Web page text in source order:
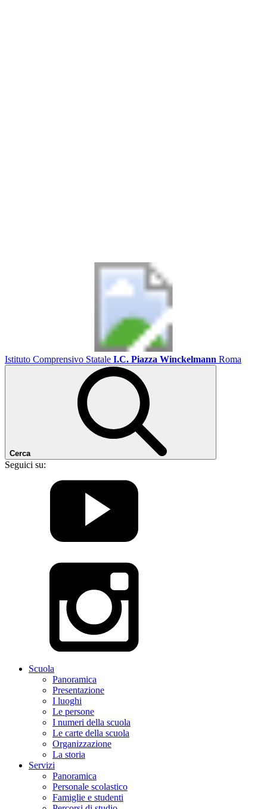
Istituto Comprensivo Statale I.C. Piazza Winckelmann Roma
Cerca
Seguici su:
Scuola
Panoramica
Presentazione
I luoghi
Le persone
I numeri della scuola
Le carte della scuola
Organizzazione
La storia
Servizi
Panoramica
Personale scolastico
Famiglie e studenti